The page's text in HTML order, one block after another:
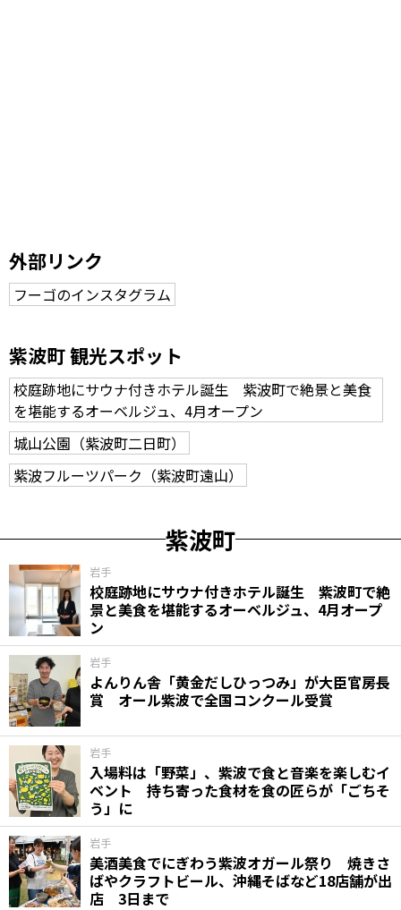
外部リンク
フーゴのインスタグラム
紫波町 観光スポット
校庭跡地にサウナ付きホテル誕生 紫波町で絶景と美食
を堪能するオーベルジュ、4月オープン
城山公園（紫波町二日町）
紫波フルーツパーク（紫波町遠山）
紫波町
岩手
校庭跡地にサウナ付きホテル誕生 紫波町で絶
景と美食を堪能するオーベルジュ、4月オープ
ン
岩手
よんりん舎「黄金だしひっつみ」が大臣官房長
賞 オール紫波で全国コンクール受賞
岩手
入場料は「野菜」、紫波で食と音楽を楽しむイ
ベント 持ち寄った食材を食の匠らが「ごちそ
う」に
岩手
美酒美食でにぎわう紫波オガール祭り 焼きさ
ばやクラフトビール、沖縄そばなど18店舗が出
店 3日まで